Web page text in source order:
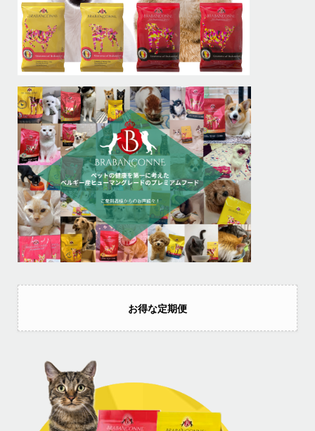
お得な定期便